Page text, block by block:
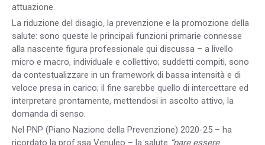
attuazione.
La riduzione del disagio, la prevenzione e la promozione della
salute: sono queste le principali funzioni primarie connesse
alla nascente figura professionale qui discussa – a livello
micro e macro, individuale e collettivo; suddetti compiti, sono
da contestualizzare in un framework di bassa intensità e di
veloce presa in carico; il fine sarebbe quello di intercettare ed
interpretare prontamente, mettendosi in ascolto attivo, la
domanda di senso.
Nel PNP (Piano Nazione della Prevenzione) 2020-25 – ha
ricordato la prof.ssa Venuleo – la salute “pare essere